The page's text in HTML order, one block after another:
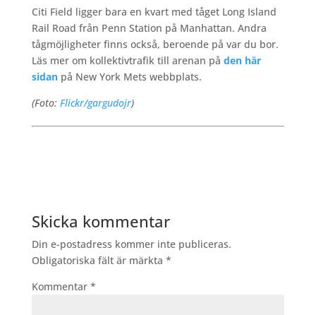
Citi Field ligger bara en kvart med tåget Long Island
Rail Road från Penn Station på Manhattan. Andra
tågmöjligheter finns också, beroende på var du bor.
Läs mer om kollektivtrafik till arenan på den här
sidanpå New York Mets webbplats.
(Foto: Flickr/gargudojr)
Skicka kommentar
Din e-postadress kommer inte publiceras.
Obligatoriska fält är märkta *
Kommentar *